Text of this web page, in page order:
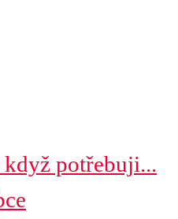
když potřebuji...